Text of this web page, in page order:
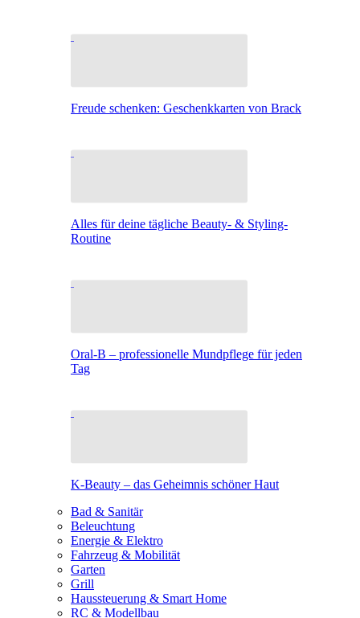
Freude schenken: Geschenkkarten von Brack
Alles für deine tägliche Beauty- & Styling-
Routine
Oral-B – professionelle Mundpflege für jeden
Tag
K-Beauty – das Geheimnis schöner Haut
Bad & Sanitär
Beleuchtung
Energie & Elektro
Fahrzeug & Mobilität
Garten
Grill
Haussteuerung & Smart Home
RC & Modellbau